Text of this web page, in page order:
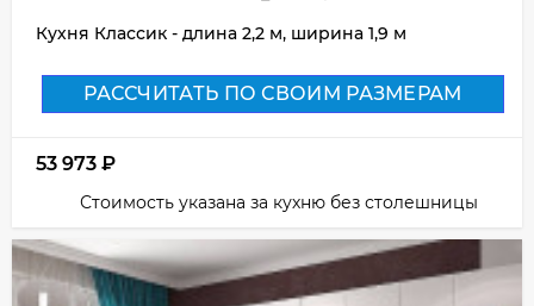
Кухня Классик - длина 2,2 м, ширина 1,9 м
РАССЧИТАТЬ ПО СВОИМ РАЗМЕРАМ
53 973 ₽
Стоимость указана за кухню без столешницы